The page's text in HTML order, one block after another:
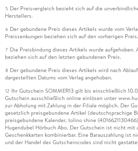
5 Der Preisvergleich bezieht sich auf die
Herstellers.
6 Der gebundene Preis dieses Artikels wurde vom
Preissenkungen beziehen sich auf den vorherigen Preis.
7 Die Preisbindung dieses Artikels wurde aufgehoben.
beziehen sich auf den letzten gebundenen Preis.
8 Der gebundene Preis dieses Artikels wird nach
dargestellten Datums vom Verlag angehoben.
12 Ihr Gutschein SOMMER13 gilt bis einschließlich
Gutschein ausschließlich online einlösen unter
zur Abholung mit Zahlung in der Filiale möglich. Der
gesetzlich preisgebundene Artikel (deutschsprachige
preisgebundene Kalender, tolino shine
Hugendubel Hörbuch Abo. Der Gutschein ist nicht mit
Geschenkkarten kombinierbar. Eine Barauszahlung ist
und der Handel des Gutscheincodes sind nicht